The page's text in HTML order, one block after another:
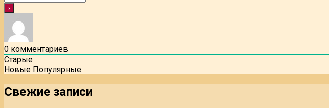
0 комментариев
Старые
Новые Популярные
Свежие записи